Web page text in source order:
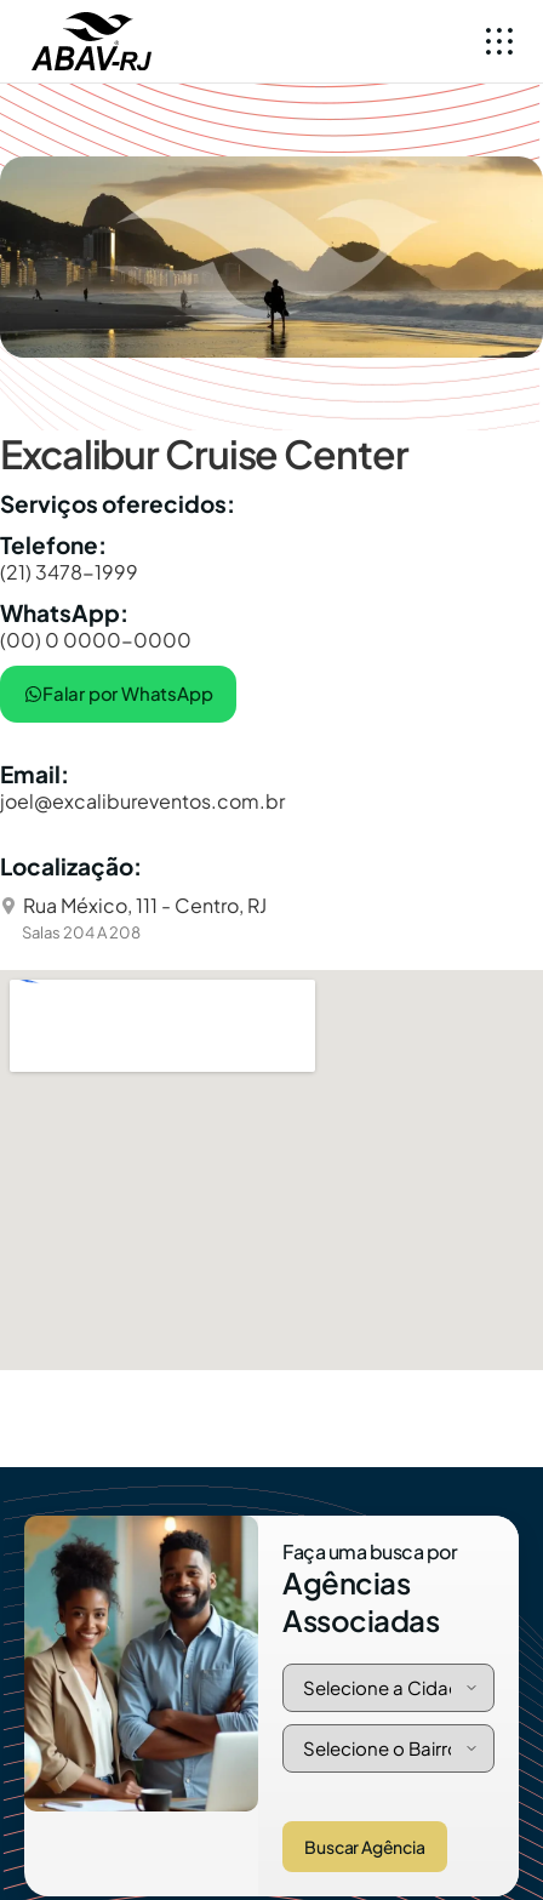
Excalibur Cruise Center
Serviços oferecidos:
Telefone:
(21) 3478-1999
WhatsApp:
(00) 0 0000-0000
Falar por WhatsApp
Email:
joel@excalibureventos.com.br
Localização:
Rua México, 111 - Centro, RJ
Salas 204 A 208
Faça uma busca por
Agências
Associadas
Buscar Agência